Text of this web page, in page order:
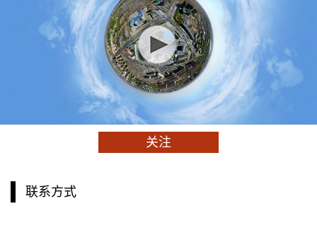
关注
联系方式